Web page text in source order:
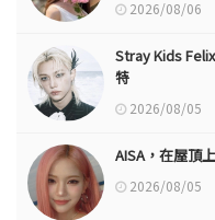
2026/08/06
Stray Kids
特
2026/08/05
AISA，在屋頂
2026/08/05